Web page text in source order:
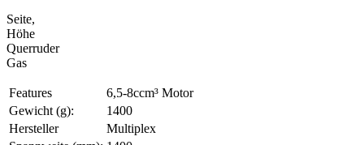
Seite,
Höhe
Querruder
Gas
Features
6,5-8ccm³ Motor
Gewicht (g):
1400
Hersteller
Multiplex